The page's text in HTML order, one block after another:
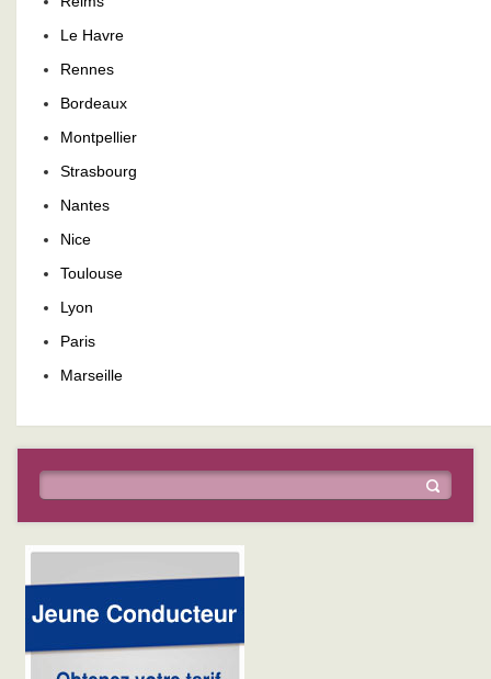
Le Havre
Rennes
Bordeaux
Montpellier
Strasbourg
Nantes
Nice
Toulouse
Lyon
Paris
Marseille